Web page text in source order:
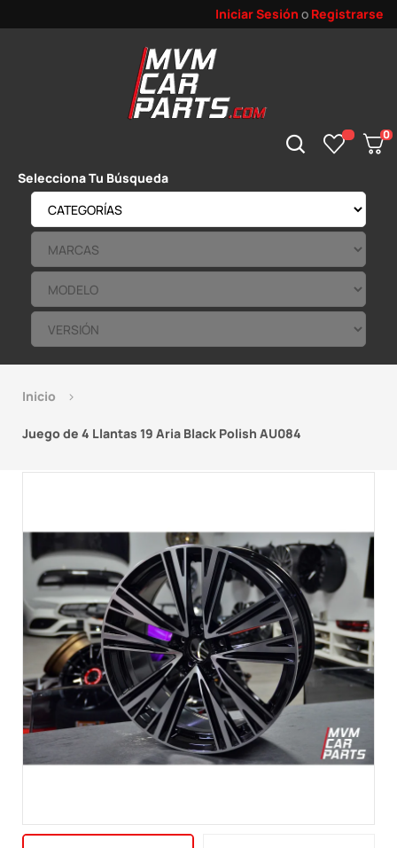
Iniciar Sesión o Registrarse
0
Selecciona Tu Búsqueda
Inicio
Juego de 4 Llantas 19 Aria Black Polish AU084